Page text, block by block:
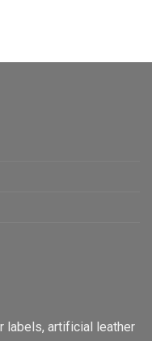
labels, artificial leather